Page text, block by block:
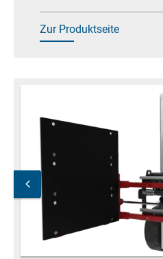
Zur Produktseite